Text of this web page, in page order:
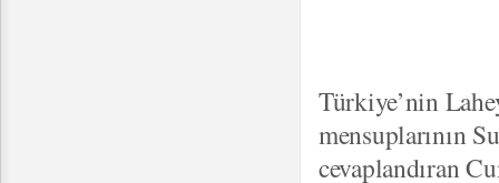
Türkiye’nin
mensuplarının
cevaplandıran